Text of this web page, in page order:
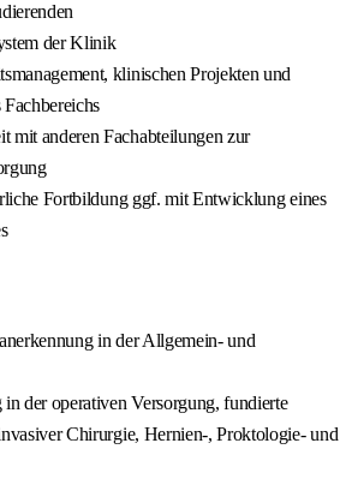
der Klinik
klinischen Projekten und
mit anderen Fachabteilungen zur
Fortbildung ggf. mit Entwicklung eines
in der Allgemein- und
der operativen Versorgung, fundierte
Chirurgie, Hernien-, Proktologie- und